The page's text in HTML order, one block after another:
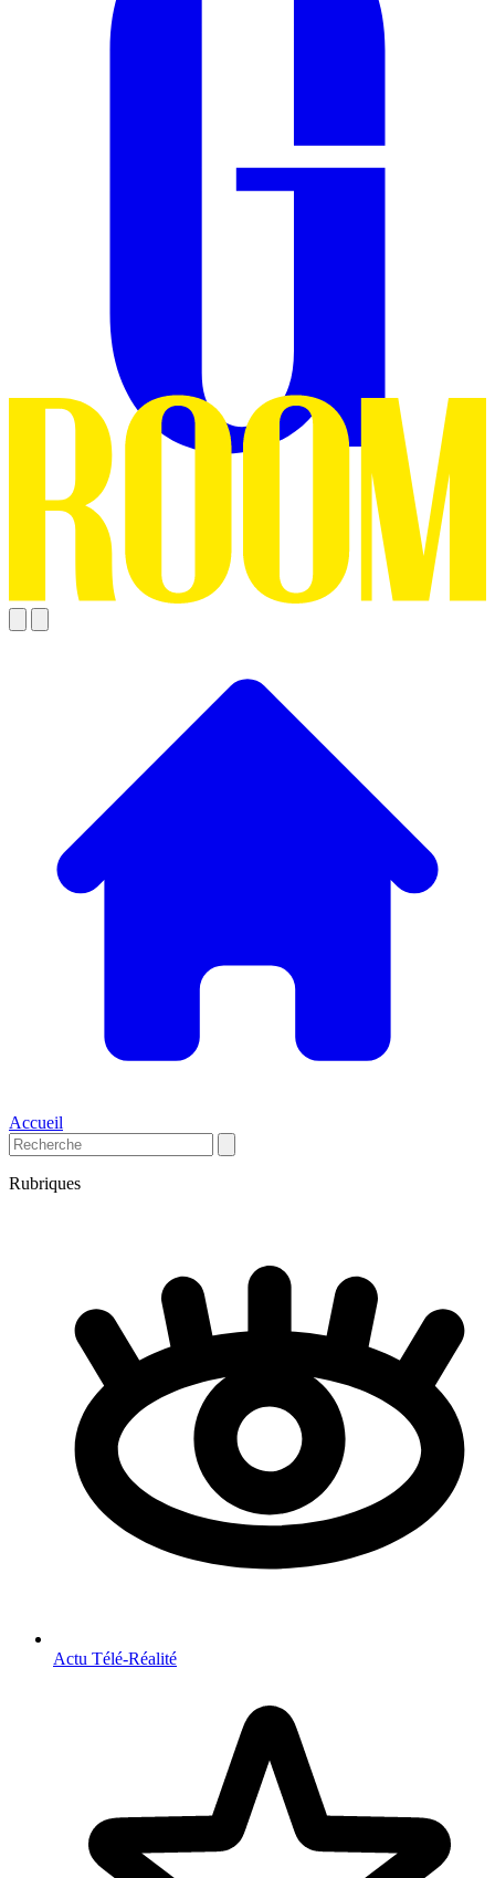
Accueil
Rubriques
Actu Télé-Réalité